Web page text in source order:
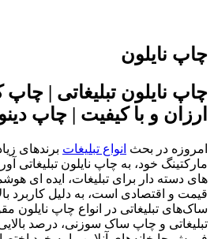
چاپ نایلون
چاپ نایلون تبلیغاتی |
ارزان و با کیفیت | چاپ دینو
امروزه در بحث انواع تبلیغات برندهای
مارکتینگ خود، به چاپ نایلون تبلیغاتی
های دسته دار برای تبلیغات، ایده ای
قیمت و اقتصادی است، به دلیل کاربرد
ساک‌های تبلیغاتی در انواع چاپ نایلون
تبلیغاتی و چاپ ساک سوزنی، درصد